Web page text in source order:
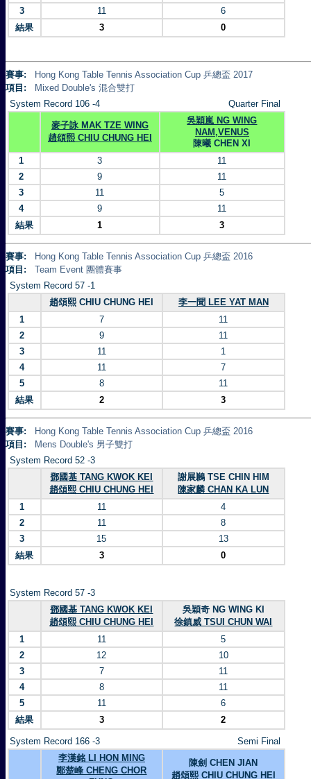
3
11
6
結果
3 0
賽事:
Hong Kong Table Tennis Association Cup 乒總盃 2017
項目:
Mixed Double's 混合雙打
System Record 106 -4
Quarter Final
麥子詠 MAK TZE WING
趙頌熙 CHIU CHUNG HEI
吳穎嵐 NG WING
NAM,VENUS
陳曦 CHEN XI
1
3
11
2
9
11
3
11
5
4
9
11
結果
1 3
賽事:
Hong Kong Table Tennis Association Cup 乒總盃 2016
項目:
Team Event 團體賽事
System Record 57 -1
趙頌熙 CHIU CHUNG HEI
李一聞 LEE YAT MAN
1
7
11
2
9
11
3
11
1
4
11
7
5
8
11
結果
2 3
賽事:
Hong Kong Table Tennis Association Cup 乒總盃 2016
項目:
Mens Double's 男子雙打
System Record 52 -3
鄧國基 TANG KWOK KEI
趙頌熙 CHIU CHUNG HEI
謝展鶼 TSE CHIN HIM
陳家麟 CHAN KA LUN
1
11
4
2
11
8
3
15
13
結果
3 0
System Record 57 -3
鄧國基 TANG KWOK KEI
趙頌熙 CHIU CHUNG HEI
吳穎奇 NG WING KI
徐鎮威 TSUI CHUN WAI
1
11
5
2
12
10
3
7
11
4
8
11
5
11
6
結果
3 2
System Record 166 -3
Semi Final
李漢銘 LI HON MING
鄭楚峰 CHENG CHOR
陳劍 CHEN JIAN
趙頌熙 CHIU CHUNG HEI